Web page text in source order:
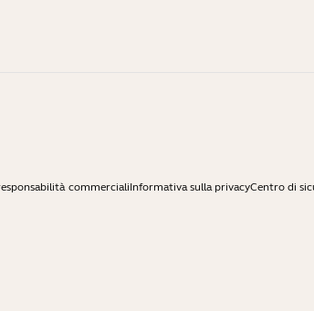
commercialiInformativa sulla privacyCentro di